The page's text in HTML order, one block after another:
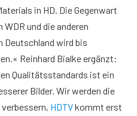
in HD. Die Gegenwart
und die anderen
Deutschland wird bis
Reinhard Bialke ergänzt:
Qualitätsstandards ist ein
Bilder. Wir werden die
HDTVkommt erst